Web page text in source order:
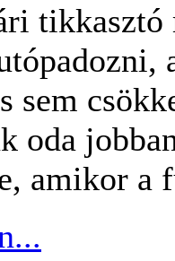
tikkasztó
sem
oda
amikor a